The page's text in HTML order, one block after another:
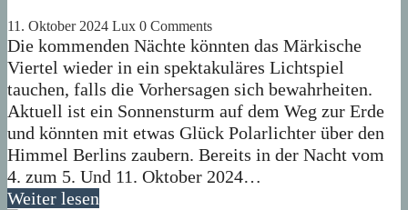
11. Oktober 2024 Lux 0 Comments
Die kommenden Nächte könnten das Märkische
Viertel wieder in ein spektakuläres Lichtspiel
tauchen, falls die Vorhersagen sich bewahrheiten.
Aktuell ist ein Sonnensturm auf dem Weg zur Erde
und könnten mit etwas Glück Polarlichter über den
Himmel Berlins zaubern. Bereits in der Nacht vom
4. zum 5. Und 11. Oktober 2024…
Weiter lesen